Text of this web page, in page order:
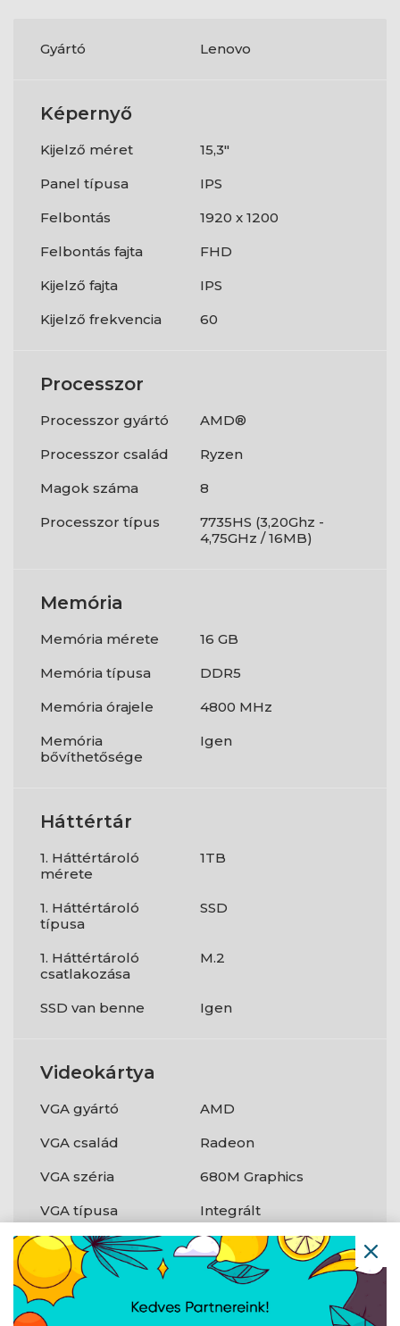
Gyártó Lenovo
Képernyő
Kijelző méret
15,3"
Panel típusa
IPS
Felbontás
1920 x 1200
Felbontás fajta
FHD
Kijelző fajta
IPS
Kijelző frekvencia
60
Processzor
Processzor gyártó
AMD®
Processzor család
Ryzen
Magok száma
8
Processzor típus
7735HS (3,20Ghz -
4,75GHz / 16MB)
Memória
Memória mérete
16 GB
Memória típusa
DDR5
Memória órajele
4800 MHz
Memória
bővíthetősége
Igen
Háttértár
1. Háttértároló
mérete
1TB
1. Háttértároló
típusa
SSD
1. Háttértároló
csatlakozása
M.2
SSD van benne Igen
Videokártya
VGA gyártó
AMD
VGA család
Radeon
VGA széria
680M Graphics
VGA típusa
Integrált
Operációs
rendszer